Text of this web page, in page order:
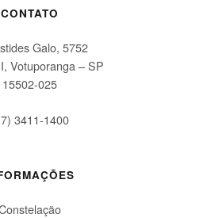
CONTATO
Galo, 5752
Votuporanga – SP
15502-025
3411-1400